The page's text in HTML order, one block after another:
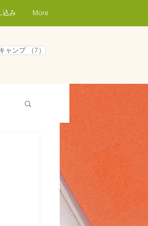
込み More
ャンプ （7）